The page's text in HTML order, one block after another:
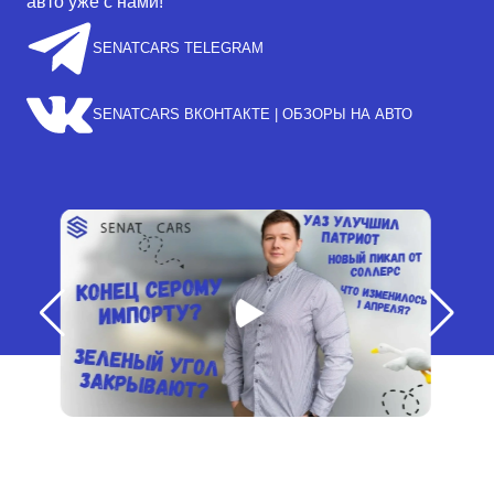
SENATCARS TELEGRAM
SENATCARS ВКОНТАКТЕ | ОБЗОРЫ НА АВТО